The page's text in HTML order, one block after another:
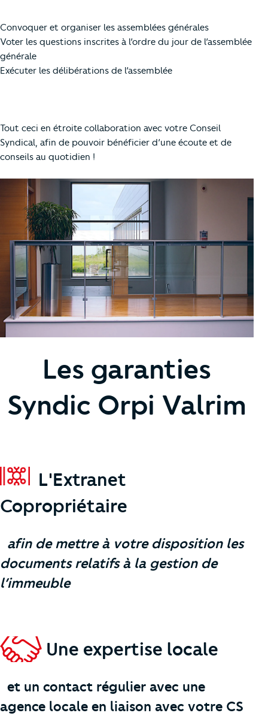
Convoquer et organiser les assemblées générales
Voter les questions inscrites à l’ordre du jour de l’assemblée
générale
Exécuter les délibérations de l’assemblée
Tout ceci en étroite collaboration avec votre Conseil
Syndical, afin de pouvoir bénéficier d’une écoute et de
conseils au quotidien !
Les garanties
Syndic Orpi Valrim
L'Extranet
Copropriétaire
afin de mettre à votre disposition les
documents relatifs à la gestion de
l’immeuble
Une expertise locale
et un contact régulier avec une
agence locale en liaison avec votre CS